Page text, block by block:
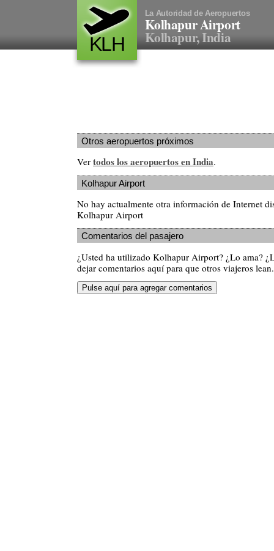
KLH
La Autoridad de Aeropuertos
Kolhapur Airport
Kolhapur, India
Otros aeropuertos próximos
Ver todos los aeropuertos en India.
Kolhapur Airport
No hay actualmente otra información de Internet
Kolhapur Airport
Comentarios del pasajero
¿Usted ha utilizado Kolhapur Airport? ¿Lo ama?
dejar comentarios aquí para que otros viajeros lean.